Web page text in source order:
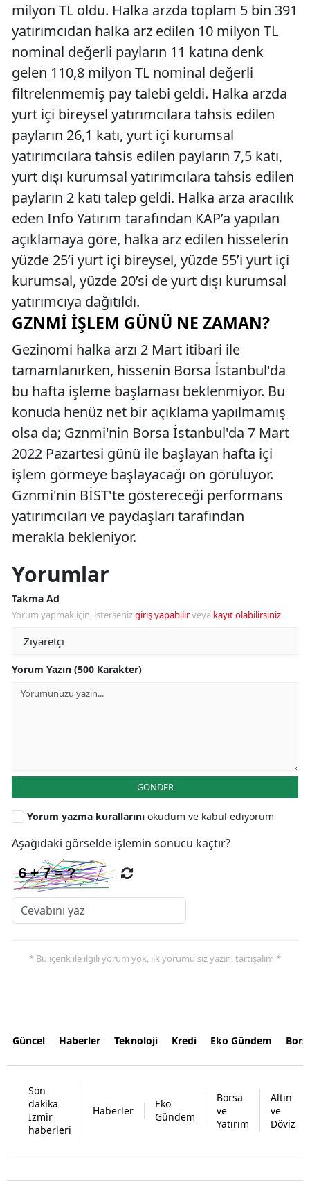
milyon TL oldu. Halka arzda toplam 5 bin 391
yatırımcıdan halka arz edilen 10 milyon TL
nominal değerli payların 11 katına denk
gelen 110,8 milyon TL nominal değerli
filtrelenmemiş pay talebi geldi. Halka arzda
yurt içi bireysel yatırımcılara tahsis edilen
payların 26,1 katı, yurt içi kurumsal
yatırımcılara tahsis edilen payların 7,5 katı,
yurt dışı kurumsal yatırımcılara tahsis edilen
payların 2 katı talep geldi. Halka arza aracılık
eden Info Yatırım tarafından KAP’a yapılan
açıklamaya göre, halka arz edilen hisselerin
yüzde 25’i yurt içi bireysel, yüzde 55’i yurt içi
kurumsal, yüzde 20’si de yurt dışı kurumsal
yatırımcıya dağıtıldı.
GZNMI İŞLEM GÜNÜ NE ZAMAN?
Gezinomi halka arzı 2 Mart itibari ile
tamamlanırken, hissenin Borsa İstanbul'da
bu hafta işleme başlaması beklenmiyor. Bu
konuda henüz net bir açıklama yapılmamış
olsa da; Gznmi'nin Borsa İstanbul'da 7 Mart
2022 Pazartesi günü ile başlayan hafta içi
işlem görmeye başlayacağı ön görülüyor.
Gznmi'nin BİST'te göstereceği performans
yatırımcıları ve paydaşları tarafından
merakla bekleniyor.
Yorumlar
Takma Ad
Yorum yapmak için, istersenizgiriş yapabilirveya kayıt olabilirsiniz.
Yorum Yazın (500 Karakter)
GÖNDER
Yorum yazma kurallarını okudum ve kabul ediyorum
Aşağıdaki görselde işlemin sonucu kaçtır?
* Bu içerik ile ilgili yorum yok, ilk yorumu siz yazın, tartışalım *
Güncel Haberler Teknoloji Kredi Eko Gündem
Son
dakika
İzmir
haberleri
Haberler
Eko
Gündem
Borsa
ve
Yatırım
Altın
ve
Döviz